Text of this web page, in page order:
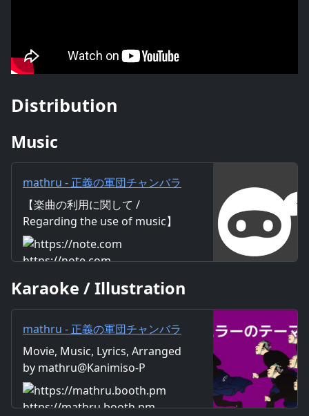
Distribution
Music
mathru - 正義の軍団チャンバラ
ーのテーマ feat. 神威がくぽ -
The theme of Chamberlain
feat. Gackpo Camui｜mathru
【楽曲の利用に関して /
Regarding the use of music】
https://mathru.net/terms/musi
c 【歌詞 / Lyrics】 Lyrics：
Arrange：mathru Sing：
ンバンバン） 闇夜を翔る 謎の集
団 正義の心を持ち寄った この世
の平和を守る怪しい奴ら 不適な
顔で 謎の動きで 不埒な悪党打ち
倒す 感謝は何故だかないが また
それも愛嬌さ （チャンバラバン
https://note.com
Karaoke / Illustration
mathru - 正義の軍団チャンバラ
ーのテーマ feat. 神威がくぽ -
The theme of Chamberlain
feat. Gackpo Camui - mathruね
っと - BOOTH
Movie, Music, Lyrics, Arranged
by mathru@Kanimiso-P
https://mathru.booth.pm